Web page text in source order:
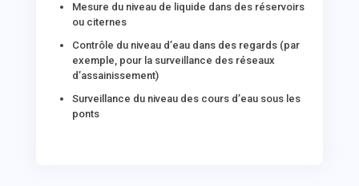
Mesure du niveau de liquide dans des réservoirs
ou citernes
Contrôle du niveau d’eau dans des regards (par
exemple, pour la surveillance des réseaux
d’assainissement)
Surveillance du niveau des cours d’eau sous les
ponts